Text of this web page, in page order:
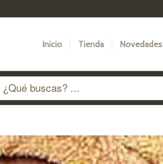
Inicio Tienda Novedades